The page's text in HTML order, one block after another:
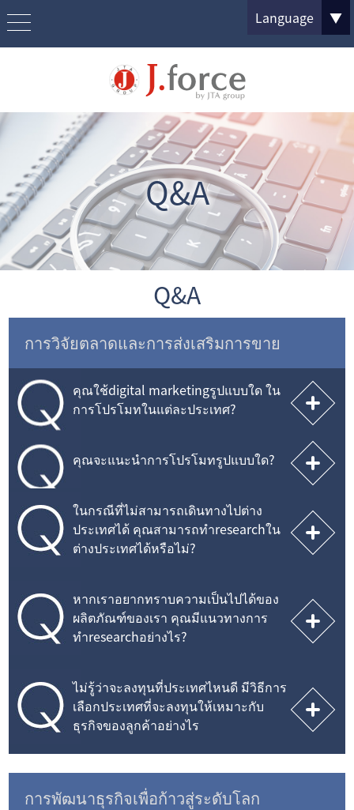
Language ▼
Q&A
Q&A
การวิจัยตลาดและการส่งเสริมการขาย
คุณใช้digital marketingรูปแบบใด ใน
การโปรโมทในแต่ละประเทศ?
คุณจะแนะนำการโปรโมทรูปแบบใด?
ในกรณีที่ไม่สามารถเดินทางไปต่าง
ประเทศได้ คุณสามารถทำresearchใน
ต่างประเทศได้หรือไม่?
หากเราอยากทราบความเป็นไปได้ของ
ผลิตภัณฑ์ของเรา คุณมีแนวทางการ
ทำresearchอย่างไร?
ไม่รู้ว่าจะลงทุนที่ประเทศไหนดี มีวิธีการ
เลือกประเทศที่จะลงทุนให้เหมาะกับ
ธุรกิจของลูกค้าอย่างไร
การพัฒนาธุรกิจเพื่อก้าวสู่ระดับโลก